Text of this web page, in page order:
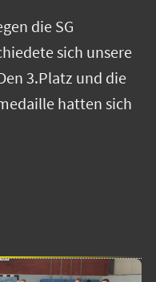
die SG
sich unsere
3.Platz und die
hatten sich